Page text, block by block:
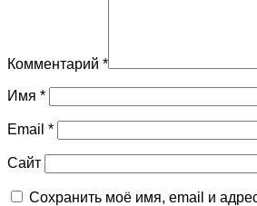
Комментарий *
Имя *
Email *
Сайт
Сохранить моё имя, email и